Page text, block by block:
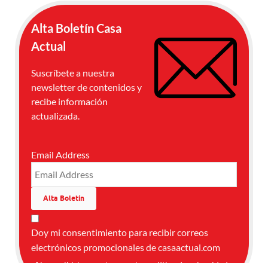
Alta Boletín Casa
Actual
Suscríbete a nuestra
newsletter de contenidos y
recibe información
actualizada.
Email Address
Doy mi consentimiento para recibir correos
electrónicos promocionales de casaactual.com